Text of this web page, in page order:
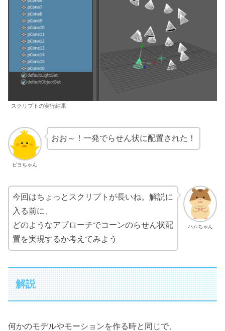
スクリプトの実行結果
ピヨちゃん
おお～！一発でらせん状に配置された！
ハムちゃん
今回はちょっとスクリプトが長いね。解説に
入る前に、
どのようなアプローチでコーンのらせん状配
置を実現するか考えてみよう
解説
何かのモデルやモーションを作る時と同じで、